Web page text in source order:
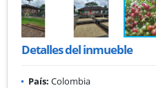
Detalles del inmueble
País: Colombia